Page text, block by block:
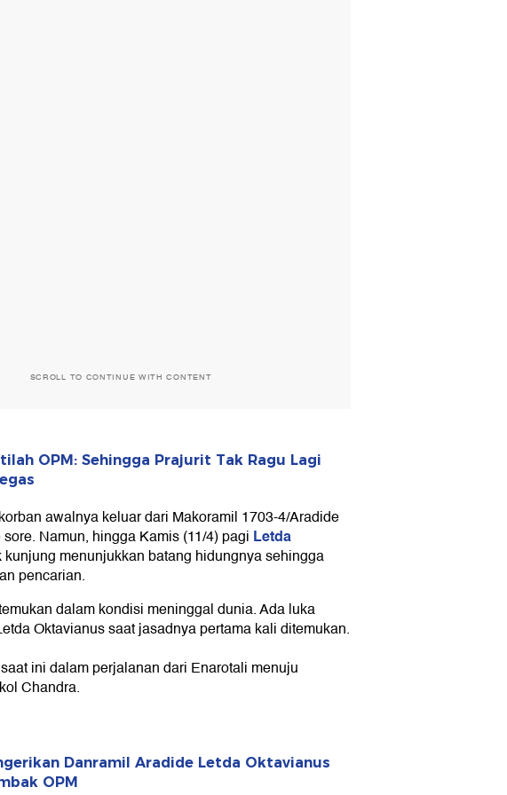
SCROLL TO CONTINUE WITH CONTENT
OPM: Sehingga Prajurit Tak Ragu Lagi
awalnya keluar dari Makoramil 1703-4/Aradide
Namun, hingga Kamis (11/4) pagi Letda
kunjung menunjukkan batang hidungnya sehingga
pencarian.
dalam kondisi meninggal dunia. Ada luka
Oktavianus saat jasadnya pertama kali ditemukan.
ini dalam perjalanan dari Enarotali menuju
Chandra.
Danramil Aradide Letda Oktavianus
OPM